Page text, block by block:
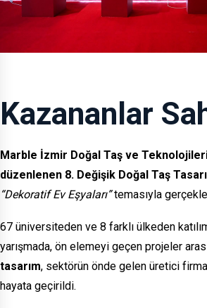
Kazananlar
Marble İzmir Doğal Taş ve Teknolojileri
düzenlenen 8. Değişik Doğal Taş
“Dekoratif Ev Eşyaları”temasıyla
67 üniversiteden ve 8 farklı ülkeden
yarışmada, ön elemeyi geçen projeler
tasarım, sektörün önde gelen üretici
hayata geçirildi.